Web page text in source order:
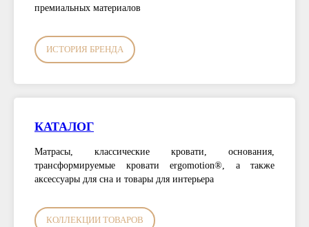
премиальных материалов
ИСТОРИЯ БРЕНДА
КАТАЛОГ
Матрасы, классические кровати, основания,
трансформируемые кровати ergomotion®, а также
аксессуары для сна и товары для интерьера
КОЛЛЕКЦИИ ТОВАРОВ